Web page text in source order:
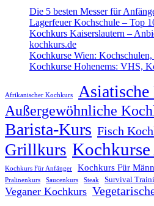
Die 5 besten Messer für
Lagerfeuer Kochschule – Top
Kochkurs Kaiserslautern –
kochkurs.de
Kochkurse Wien:
Kochkurse Hohenems: VHS,
Afrikanischer Kochkurs Asiatische
Außergewöhnliche
Barista-Kurs Fisch
Grillkurs
Kochkurs Für Anfänger Kochkurs Für
Pralinenkurs Saucenkurs Steak Survival
Veganer Kochkurs